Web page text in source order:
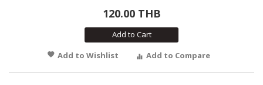
120.00 THB
Add to Cart
Add to Wishlist
Add to Compare